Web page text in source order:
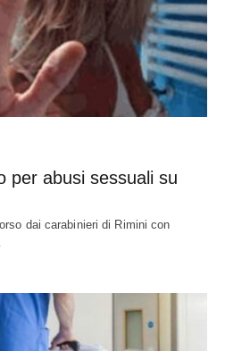
per abusi sessuali su
dai carabinieri di Rimini con